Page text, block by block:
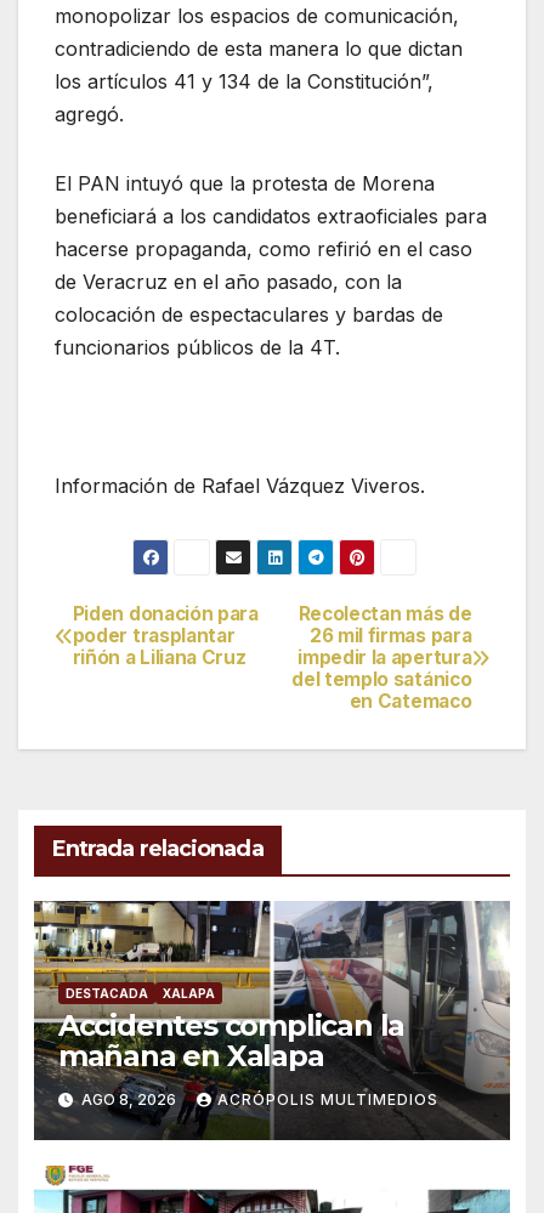
monopolizar los espacios de comunicación,
contradiciendo de esta manera lo que dictan
los artículos 41 y 134 de la Constitución”,
agregó.
El PAN intuyó que la protesta de Morena
beneficiará a los candidatos extraoficiales para
hacerse propaganda, como refirió en el caso
de Veracruz en el año pasado, con la
colocación de espectaculares y bardas de
funcionarios públicos de la 4T.
Información de Rafael Vázquez Viveros.
Navegación
de
Recolectan más de
26 mil firmas para
impedir la apertura
del templo satánico
en Catemaco
Piden donación para
poder trasplantar
riñón a Liliana Cruz
Entrada relacionada
DESTACADA XALAPA
Accidentes complican la
mañana en Xalapa
AGO 8, 2026 ACRÓPOLIS MULTIMEDIOS